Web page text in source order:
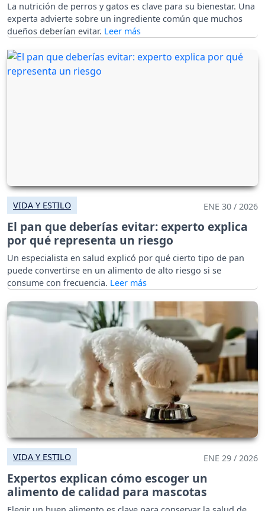
La nutrición de perros y gatos es clave para su bienestar. Una
experta advierte sobre un ingrediente común que muchos
dueños deberían evitar.
VIDA Y ESTILO ENE 30 / 2026
El pan que deberías evitar: experto explica
por qué representa un riesgo
Un especialista en salud explicó por qué cierto tipo de pan
puede convertirse en un alimento de alto riesgo si se
consume con frecuencia.
VIDA Y ESTILO ENE 29 / 2026
Expertos explican cómo escoger un
alimento de calidad para mascotas